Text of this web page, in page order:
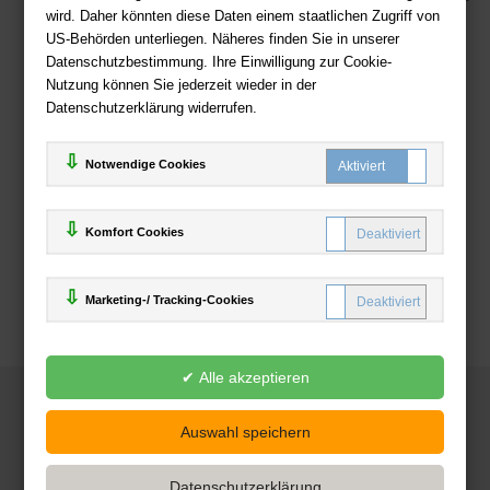
wird. Daher könnten diese Daten einem staatlichen Zugriff von
US-Behörden unterliegen. Näheres finden Sie in unserer
Datenschutzbestimmung. Ihre Einwilligung zur Cookie-
Nutzung können Sie jederzeit wieder in der
Datenschutzerklärung widerrufen.
Notwendige Cookies
Komfort Cookies
Marketing-/ Tracking-Cookies
Zahlweisen
Deutsche-Buchhandlung.de
www.deutsche-buchhandlung.de ist ein Angebot der
Handelsgesellschaft mbH
Powered by Inooga